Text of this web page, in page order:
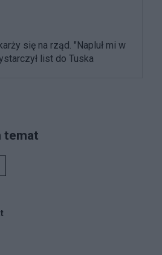
się na rząd. "Napluł mi w
list do Tuska
temat